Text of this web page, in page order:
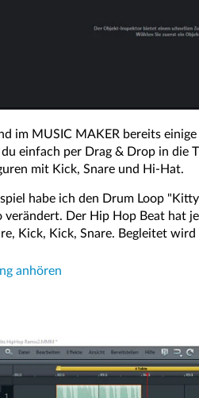
im MUSIC MAKER bereits
einfach per Drag & Drop in die
mit Kick, Snare und Hi-Hat.
habe ich den Drum Loop
verändert. Der Hip Hop Beat hat
Kick, Kick, Snare. Begleitet
anhören